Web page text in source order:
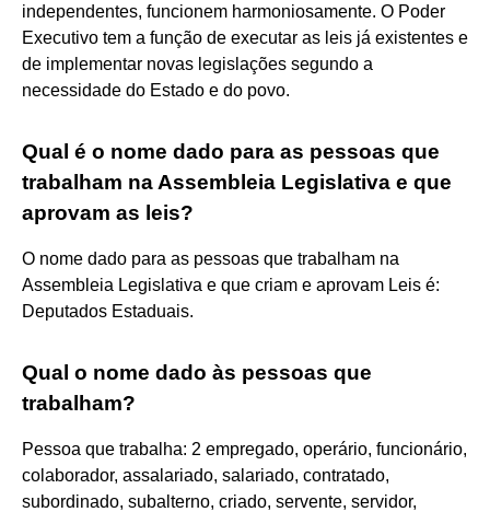
independentes, funcionem harmoniosamente. O Poder
Executivo tem a função de executar as leis já existentes e
de implementar novas legislações segundo a
necessidade do Estado e do povo.
Qual é o nome dado para as pessoas que
trabalham na Assembleia Legislativa e que
aprovam as leis?
O nome dado para as pessoas que trabalham na
Assembleia Legislativa e que criam e aprovam Leis é:
Deputados Estaduais.
Qual o nome dado às pessoas que
trabalham?
Pessoa que trabalha: 2 empregado, operário, funcionário,
colaborador, assalariado, salariado, contratado,
subordinado, subalterno, criado, servente, servidor,